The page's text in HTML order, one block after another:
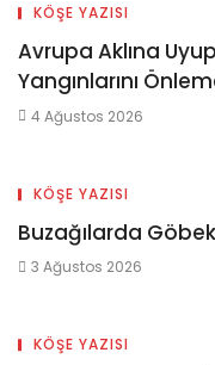
KÖŞE YAZISI
Avrupa Aklına
Yangınlarını
4 Ağustos 2026
KÖŞE YAZISI
Buzağılarda
3 Ağustos 2026
KÖŞE YAZISI